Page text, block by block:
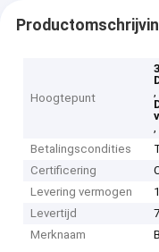
Hoogtepunt
,
,
Betalingscondities
Certificering
Levering vermogen
Levertijd
Merknaam